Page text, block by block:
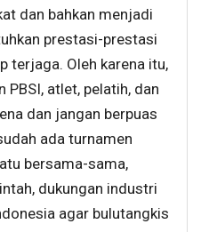
dan bahkan menjadi
prestasi-prestasi
terjaga. Oleh karena itu,
PBSI, atlet, pelatih, dan
dan jangan berpuas
ada turnamen
bersama-sama,
dukungan industri
agar bulutangkis